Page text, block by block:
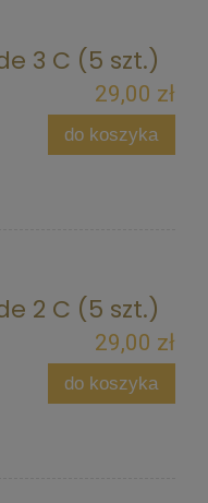
3 C (5 szt.)
29,00 zł
do koszyka
2 C (5 szt.)
29,00 zł
do koszyka